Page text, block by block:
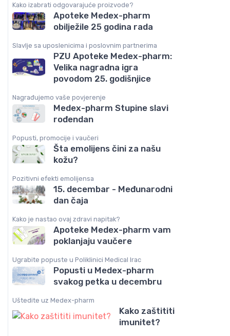
Kako izabrati odgovarajuće proizvode?
Apoteke Medex-pharm
obilježile 25 godina rada
Slavlje sa uposlenicima i poslovnim partnerima
PZU Apoteke Medex-pharm:
Velika nagradna igra
povodom 25. godišnjice
Nagrađujemo vaše povjerenje
Medex-pharm Stupine slavi
rođendan
Popusti, promocije i vaučeri
Šta emolijens čini za našu
kožu?
Pozitivni efekti emolijensa
15. decembar - Međunarodni
dan čaja
Kako je nastao ovaj zdravi napitak?
Apoteke Medex-pharm vam
poklanjaju vaučere
Ugrabite popuste u Poliklinici Medical Irac
Popusti u Medex-pharm
svakog petka u decembru
Uštedite uz Medex-pharm
Kako zaštititi
imunitet?